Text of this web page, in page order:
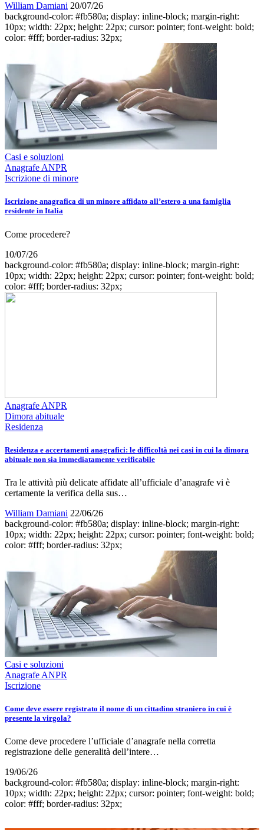
William Damiani 20/07/26
background-color: #fb580a; display: inline-block; margin-right:
10px; width: 22px; height: 22px; cursor: pointer; font-weight: bold;
color: #fff; border-radius: 32px;
Casi e soluzioni
Anagrafe ANPR
Iscrizione di minore
Iscrizione anagrafica di un minore affidato all’estero a una famiglia
residente in Italia
Come procedere?
10/07/26
background-color: #fb580a; display: inline-block; margin-right:
10px; width: 22px; height: 22px; cursor: pointer; font-weight: bold;
color: #fff; border-radius: 32px;
Anagrafe ANPR
Dimora abituale
Residenza
Residenza e accertamenti anagrafici: le difficoltà nei casi in cui la dimora
abituale non sia immediatamente verificabile
Tra le attività più delicate affidate all’ufficiale d’anagrafe vi è
certamente la verifica della sus…
William Damiani 22/06/26
background-color: #fb580a; display: inline-block; margin-right:
10px; width: 22px; height: 22px; cursor: pointer; font-weight: bold;
color: #fff; border-radius: 32px;
Casi e soluzioni
Anagrafe ANPR
Iscrizione
Come deve essere registrato il nome di un cittadino straniero in cui è
presente la virgola?
Come deve procedere l’ufficiale d’anagrafe nella corretta
registrazione delle generalità dell’intere…
19/06/26
background-color: #fb580a; display: inline-block; margin-right:
10px; width: 22px; height: 22px; cursor: pointer; font-weight: bold;
color: #fff; border-radius: 32px;